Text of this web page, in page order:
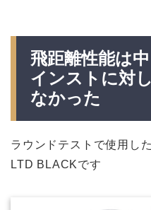
飛距離性能は
インストに対
なかった
ラウンドテストで使用し
LTD BLACKです